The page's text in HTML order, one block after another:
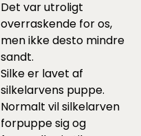
Det var utroligt
overraskende for os,
men ikke desto mindre
sandt.
Silke er lavet af
silkelarvens puppe.
Normalt vil silkelarven
forpuppe sig og